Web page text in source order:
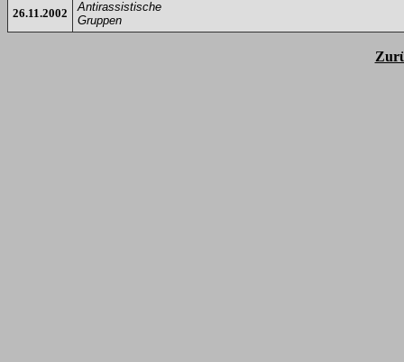
26.11.2002
Antirassistische
Gruppen